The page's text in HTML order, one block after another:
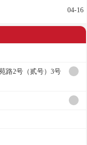
04-16
路2号（贰号）3号